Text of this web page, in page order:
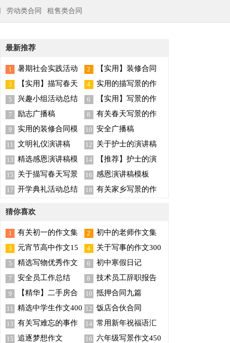
劳动类合同 租售类合同
最新推荐
1
暑期社会实践活动
总结
2
【实用】装修合同
范文汇总5篇
3
【实用】描写春天
写景的作文合集7篇
4
实用的描写景的作
文汇总6篇
5 兴趣小组活动总结 6
【实用】写景的作
文汇编7篇
7 励志广播稿 8
有关春天写景的作
文六篇
9
实用的装修合同模
板集锦八篇
10 安全广播稿
11 文明礼仪演讲稿 12
关于护士的演讲稿
锦集六篇
13 精选感恩演讲稿模
板集锦七篇
14
【推荐】护士的演
讲稿锦集8篇
15
关于描写春天写景
的作文三篇
16 感恩演讲稿模板
17 开学典礼活动总结 18 有关家乡写景的作
猜你喜欢
1
有关初一的作文集
锦五篇
2
初中的老师作文集
合5篇
3
元宵节高中作文15
篇
4
关于写事的作文300
字合集7篇
5
精选写物优秀作文
五篇
6
初中寒假日记
【精】
7 安全员工作总结 8
技术员工辞职报告
15篇
9
【精华】二手房合
同锦集六篇
10 抵押合同九篇
11
精选中学生作文400
字汇编八篇
12 饭店合伙合同
13 有关写难忘的事作
文300字汇总5篇
14 常用新年祝福语汇
总88句
15 追逐梦想作文 16 六年级写景作文450